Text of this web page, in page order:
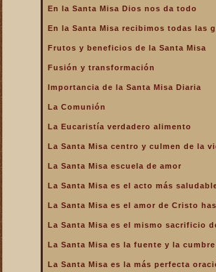
gloria a todos los santos
culmen de la vida cristiana
La Santa Misa centro y raíz
más saludable
La Santa Misa es el amor
compendio de todo lo
bueno que hay en la Iglesia
La Santa Misa es el mismo
y la cumbre de toda la vida
En la Santa Misa Dios nos da todo
En la Santa Misa recibimos todas las
Frutos y beneficios de la Santa Misa
Fusión y transformación
Importancia de la Santa Misa Diaria
La Comunión
La Eucaristía verdadero alimento
La Santa Misa centro y culmen de la
La Santa Misa escuela de amor
La Santa Misa es el acto más
La Santa Misa es el amor de Cristo
La Santa Misa es el mismo sacrificio
La Santa Misa es la fuente y la
La Santa Misa es la más perfecta